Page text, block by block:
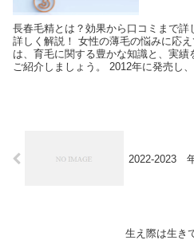
長春毛精とは？効果から口コミまで
詳しく解説！ 女性の薄毛の悩みに応
は、育毛に関する豊かな知識と、実
ご紹介しましょう。 2012年に発売し、
2022-2023
生え際は生き